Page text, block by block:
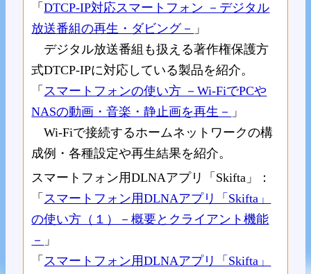
「DTCP-IP対応スマートフォン －デジタル
放送番組の再生・ダビング－ 」
デジタル放送番組も扱える著作権保護方
式DTCP-IPに対応している製品を紹介。
「 スマートフォンの使い方 －Wi-FiでPCや
NASの動画・音楽・静止画を再生－ 」
Wi-Fiで接続するホームネットワークの構
成例・各種設定や再生結果を紹介。
スマートフォン用DLNAアプリ「Skifta」：
「 スマートフォン用DLNAアプリ「Skifta」
の使い方（１）－概要とクライアント機能
－ 」
「 スマートフォン用DLNAアプリ「Skifta」